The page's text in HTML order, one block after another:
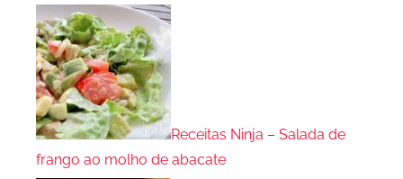
Receitas Ninja – Salada de
frango ao molho de abacate